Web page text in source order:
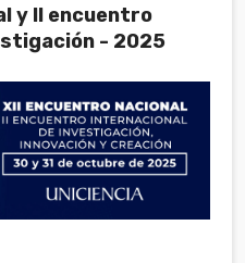
y II encuentro
- 2025